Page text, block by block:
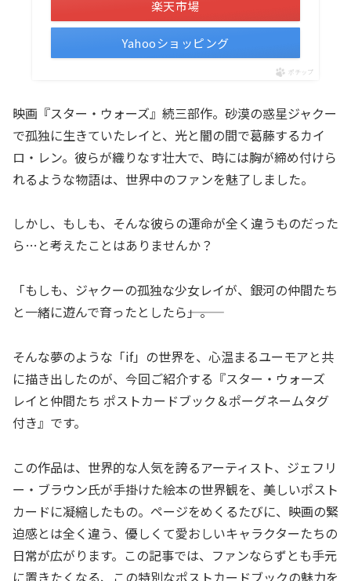
楽天市場
Yahooショッピング
ポチップ
映画『スター・ウォーズ』続三部作。砂漠の惑星ジャクー
で孤独に生きていたレイと、光と闇の間で葛藤するカイ
ロ・レン。彼らが織りなす壮大で、時には胸が締め付けら
れるような物語は、世界中のファンを魅了しました。
しかし、もしも、そんな彼らの運命が全く違うものだった
ら…と考えたことはありませんか？
「もしも、ジャクーの孤独な少女レイが、銀河の仲間たち
と一緒に遊んで育ったとしたら―――」。
そんな夢のような「if」の世界を、心温まるユーモアと共
に描き出したのが、今回ご紹介する『スター・ウォーズ
レイと仲間たち ポストカードブック＆ポーグネームタグ
付き』です。
この作品は、世界的な人気を誇るアーティスト、ジェフリ
ー・ブラウン氏が手掛けた絵本の世界観を、美しいポスト
カードに凝縮したもの。ページをめくるたびに、映画の緊
迫感とは全く違う、優しくて愛おしいキャラクターたちの
日常が広がります。この記事では、ファンならずとも手元
に置きたくなる、この特別なポストカードブックの魅力を